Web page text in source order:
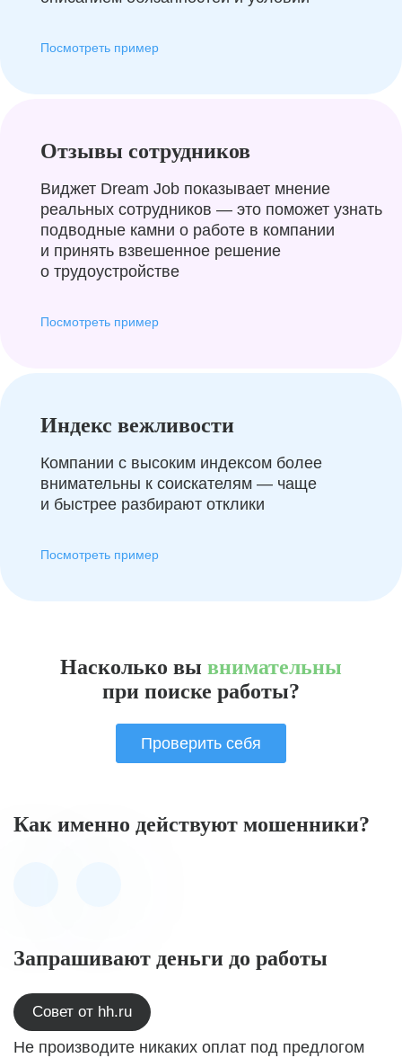
Посмотреть пример
Отзывы сотрудников
Виджет Dream Job показывает мнение
реальных сотрудников — это поможет узнать
подводные камни о работе в компании
и принять взвешенное решение
о трудоустройстве
Посмотреть пример
Индекс вежливости
Компании с высоким индексом более
внимательны к соискателям — чаще
и быстрее разбирают отклики
Посмотреть пример
Насколько вы внимательны
при поиске работы?
Проверить себя
Как именно действуют мошенники?
Запрашивают деньги до работы
Совет от hh.ru
Не производите никаких оплат под предлогом